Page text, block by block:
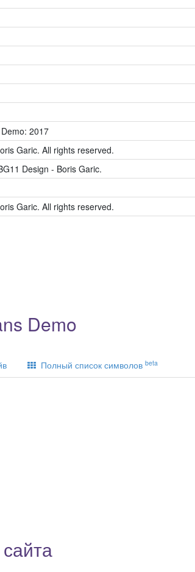
2017
Garic. All rights reserved.
Design - Boris Garic.
Garic. All rights reserved.
Demo
Полный список символов beta